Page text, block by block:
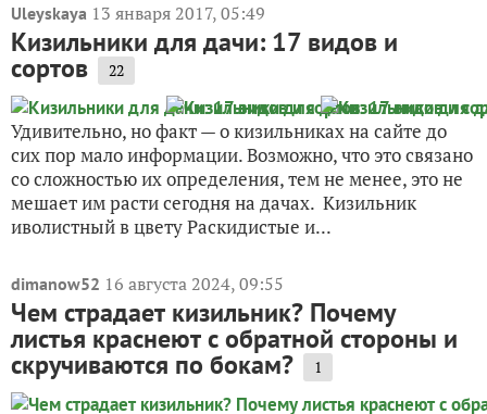
Uleyskaya 13 января 2017, 05:49
Кизильники для дачи: 17 видов и
сортов 22
Удивительно, но факт — о кизильниках на сайте до
сих пор мало информации. Возможно, что это связано
со сложностью их определения, тем не менее, это не
мешает им расти сегодня на дачах. Кизильник
иволистный в цвету Раскидистые и...
dimanow52 16 августа 2024, 09:55
Чем страдает кизильник? Почему
листья краснеют с обратной стороны и
скручиваются по бокам? 1